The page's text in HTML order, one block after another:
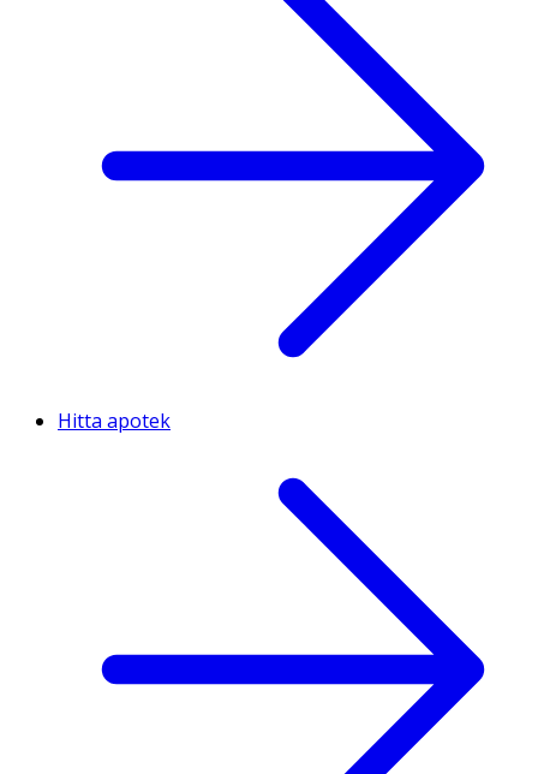
Hitta apotek